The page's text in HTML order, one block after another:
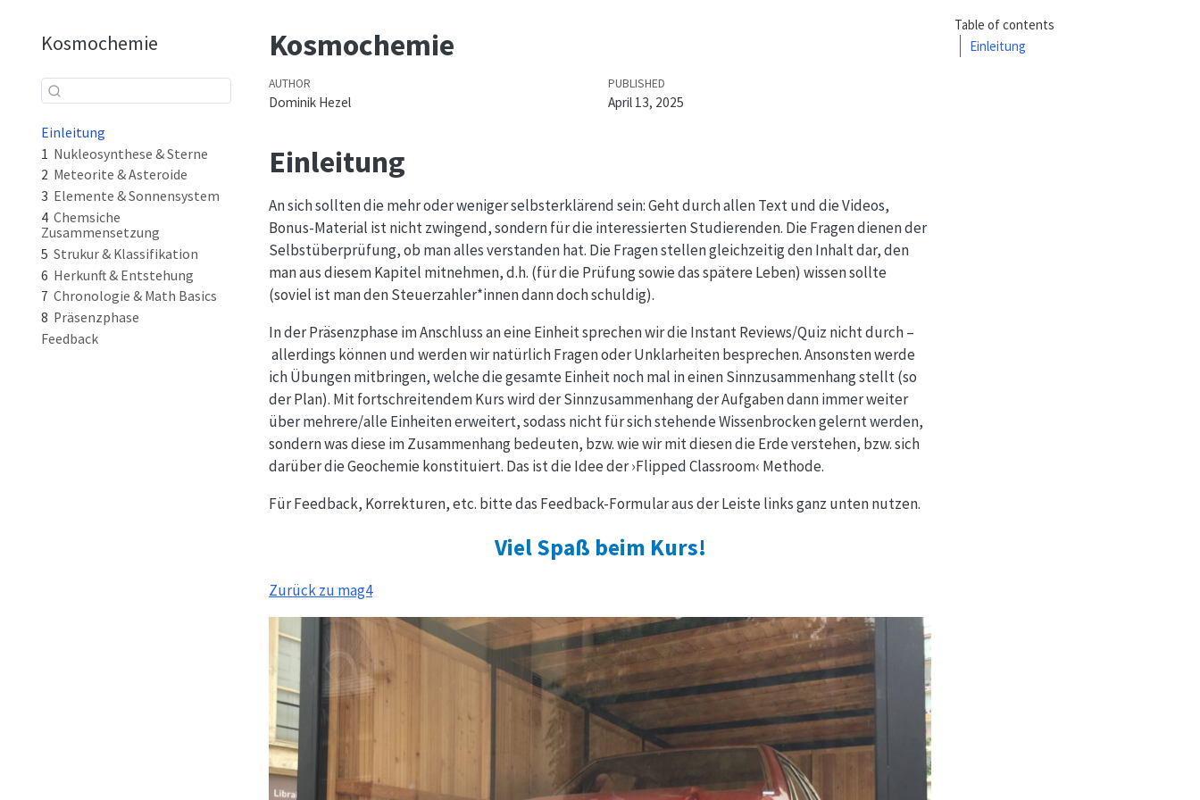
Kosmochemie
Einleitung
1 Nukleosynthese & Sterne
2 Meteorite & Asteroide
3 Elemente & Sonnensystem
4 Chemsiche
Zusammensetzung
5 Strukur & Klassifikation
6 Herkunft & Entstehung
7 Chronologie & Math Basics
8 Präsenzphase
Feedback
Table of contents
Einleitung
Kosmochemie
AUTHOR
Dominik Hezel
PUBLISHED
April 13, 2025
Einleitung
An sich sollten die mehr oder weniger selbsterklärend sein: Geht durch allen Text und die Videos,
Bonus-Material ist nicht zwingend, sondern für die interessierten Studierenden. Die Fragen dienen der
Selbstüberprüfung, ob man alles verstanden hat. Die Fragen stellen gleichzeitig den Inhalt dar, den
man aus diesem Kapitel mitnehmen, d.h. (für die Prüfung sowie das spätere Leben) wissen sollte
(soviel ist man den Steuerzahler*innen dann doch schuldig).
In der Präsenzphase im Anschluss an eine Einheit sprechen wir die Instant Reviews/Quiz nicht durch –
allerdings können und werden wir natürlich Fragen oder Unklarheiten besprechen. Ansonsten werde
ich Übungen mitbringen, welche die gesamte Einheit noch mal in einen Sinnzusammenhang stellt (so
der Plan). Mit fortschreitendem Kurs wird der Sinnzusammenhang der Aufgaben dann immer weiter
über mehrere/alle Einheiten erweitert, sodass nicht für sich stehende Wissenbrocken gelernt werden,
sondern was diese im Zusammenhang bedeuten, bzw. wie wir mit diesen die Erde verstehen, bzw. sich
darüber die Geochemie konstituiert. Das ist die Idee der ›Flipped Classroom‹ Methode.
Für Feedback, Korrekturen, etc. bitte das Feedback-Formular aus der Leiste links ganz unten nutzen.
Viel Spaß beim Kurs!
Zurück zu mag4